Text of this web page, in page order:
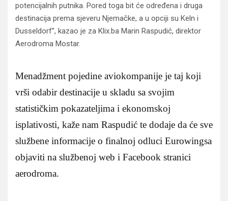
potencijalnih putnika. Pored toga bit će određena i druga
destinacija prema sjeveru Njemačke, a u opciji su Keln i
Dusseldorf”, kazao je za Klix.ba Marin Raspudić, direktor
Aerodroma Mostar.
Menadžment pojedine aviokompanije je taj koji
vrši odabir destinacije u skladu sa svojim
statističkim pokazateljima i ekonomskoj
isplativosti, kaže nam Raspudić te dodaje da će sve
službene informacije o finalnoj odluci Eurowingsa
objaviti na službenoj web i Facebook stranici
aerodroma.